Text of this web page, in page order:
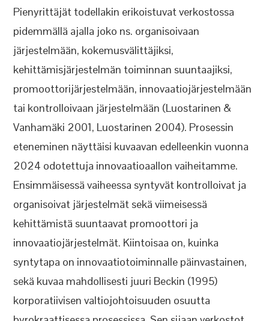
Pienyrittäjät todellakin erikoistuvat verkostossa
pidemmällä ajalla joko ns. organisoivaan
järjestelmään, kokemusvälittäjiksi,
kehittämisjärjestelmän toiminnan suuntaajiksi,
promoottorijärjestelmään, innovaatiojärjestelmään
tai kontrolloivaan järjestelmään (Luostarinen &
Vanhamäki 2001, Luostarinen 2004). Prosessin
eteneminen näyttäisi kuvaavan edelleenkin vuonna
2024 odotettuja innovaatioaallon vaiheitamme.
Ensimmäisessä vaiheessa syntyvät kontrolloivat ja
organisoivat järjestelmät sekä viimeisessä
kehittämistä suuntaavat promoottori ja
innovaatiojärjestelmät. Kiintoisaa on, kuinka
syntytapa on innovaatiotoiminnalle päinvastainen,
sekä kuvaa mahdollisesti juuri Beckin (1995)
korporatiivisen valtiojohtoisuuden osuutta